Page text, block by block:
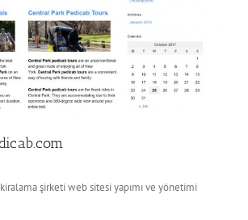
şirketi web sitesi yapımı ve yönetimi